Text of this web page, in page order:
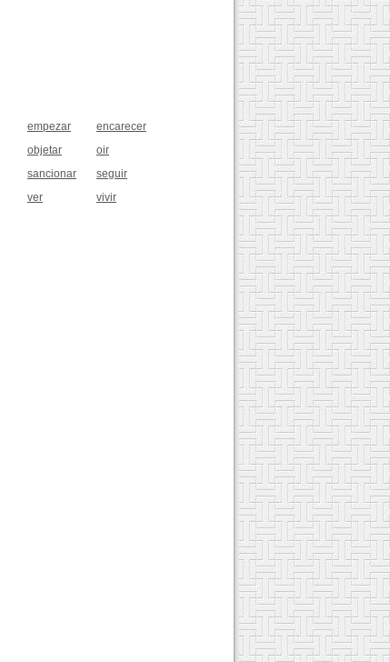
empezar
encarecer
objetar
oir
sancionar
seguir
ver
vivir